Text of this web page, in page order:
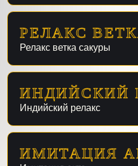
РЕЛАКС
Релакс ветка сакуры
ИНДИЙСКИЙ
Индийский релакс
ИМИТАЦИЯ